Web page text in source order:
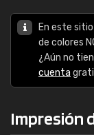
En este
de colores
¿Aún no
cuenta
Impresión